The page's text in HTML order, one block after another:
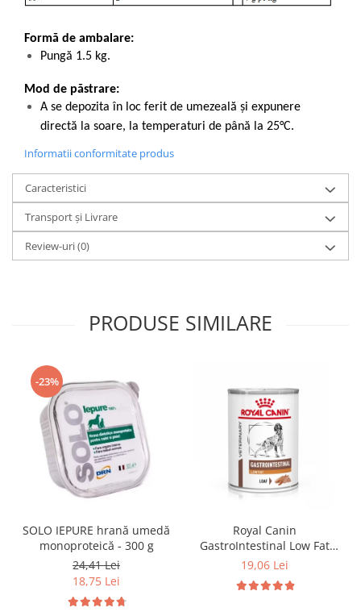
Formă de ambalare:
Pungă 1.5 kg.
Mod de păstrare:
A se depozita în loc ferit de umezeală și expunere
directă la soare, la temperaturi de până la 25°C.
Informatii conformitate produs
Caracteristici
Transport și Livrare
Review-uri(0)
PRODUSE SIMILARE
-23%
SOLO IEPURE hrană umedă
monoproteică - 300 g
24,41 Lei
18,75 Lei
Royal Canin
GastroIntestinal Low Fat
Dog– 420 g
19,06 Lei